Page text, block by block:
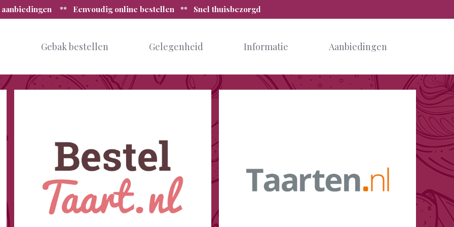
aanbiedingen ** Eenvoudig online bestellen ** Snel thuisbezorgd
Gebak bestellen Gelegenheid Informatie Aanbiedingen